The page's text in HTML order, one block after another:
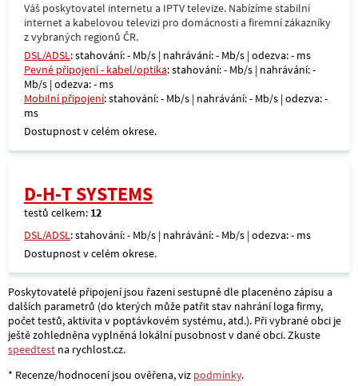
Váš poskytovatel internetu a IPTV televize. Nabízíme stabilní
internet a kabelovou televizi pro domácnosti a firemní zákazníky
z vybraných regionů ČR.
DSL/ADSL: stahování: - Mb/s | nahrávání: - Mb/s | odezva: - ms
Pevné připojení - kabel/optika: stahování: - Mb/s | nahrávání: -
Mb/s | odezva: - ms
Mobilní připojení: stahování: - Mb/s | nahrávání: - Mb/s | odezva: -
ms
Dostupnost v celém okrese.
D-H-T SYSTEMS
testů celkem: 12
DSL/ADSL: stahování: - Mb/s | nahrávání: - Mb/s | odezva: - ms
Dostupnost v celém okrese.
Poskytovatelé připojení jsou řazeni sestupně dle placenéno zápisu a
dalších parametrů (do kterých může patřit stav nahrání loga firmy,
počet testů, aktivita v poptávkovém systému, atd.). Při vybrané obci je
ještě zohledněna vyplněná lokální pusobnost v dané obci. Zkuste
speedtest na rychlost.cz.
* Recenze/hodnocení jsou ověřena, viz podmínky.